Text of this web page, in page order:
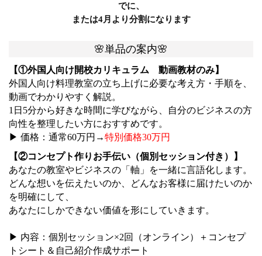
でに、
または4月より分割になります
🌸単品の案内🌸
【①外国人向け開校カリキュラム 動画教材のみ】
外国人向け料理教室の立ち上げに必要な考え方・手順を、
動画でわかりやすく解説。
1日5分から好きな時間に学びながら、自分のビジネスの方
向性を整理したい方におすすめです。
▶ 価格：通常60万円→特別価格30万円
【②コンセプト作りお手伝い（個別セッション付き）】
あなたの教室やビジネスの「軸」を一緒に言語化します。
どんな想いを伝えたいのか、どんなお客様に届けたいのか
を明確にして、
あなたにしかできない価値を形にしていきます。
▶ 内容：個別セッション×2回（オンライン）＋コンセプ
トシート＆自己紹介作成サポート